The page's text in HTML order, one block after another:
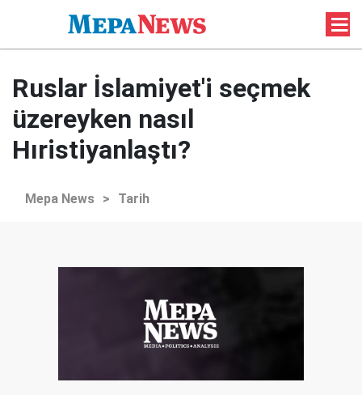
Ruslar İslamiyet'i seçmek
üzereyken nasıl
Hıristiyanlaştı?
Mepa News > Tarih